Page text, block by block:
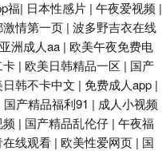
福| 日本性感片 | 午夜爱视频 |
激情第一页 | 波多野吉衣在线
亚洲成人aa | 欧美午夜免费电
卡 | 欧美日韩精品一区 | 国产
日韩不卡中文 | 免费成人app |
国产精品福利91 | 成人小视频
| 国产精品乱伦仔 | 午夜福
线观看 | 欧美性爱网页 | 国